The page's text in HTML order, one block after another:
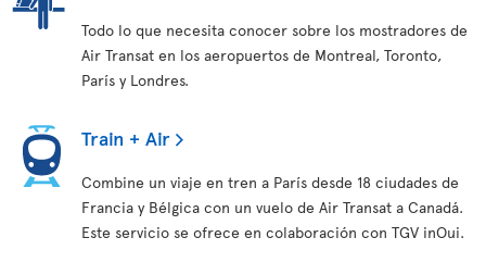
Todo lo que necesita conocer sobre los mostradores de
Air Transat en los aeropuertos de Montreal, Toronto,
París y Londres.
Train + Air
Combine un viaje en tren a París desde 18 ciudades de
Francia y Bélgica con un vuelo de Air Transat a Canadá.
Este servicio se ofrece en colaboración con TGV inOui.